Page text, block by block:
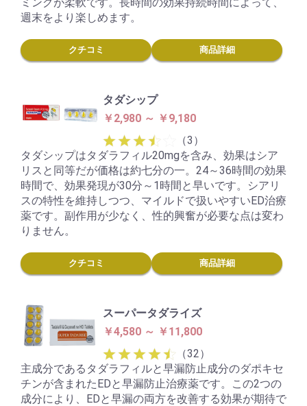
週末をより楽しめます。
クチコミ 商品詳細
タダシップ
￥2,980 ～ ￥9,180
（3）
タダシップはタダラフィル20mgを含み、効果はシア
リスと同等だが価格は約七分の一。24～36時間の効果
時間で、効果発現が30分～1時間と早いです。シアリ
スの特性を維持しつつ、マイルドで扱いやすいED治療
薬です。副作用が少なく、性的興奮が必要な点は変わ
りません。
クチコミ 商品詳細
スーパータダライズ
￥4,580 ～ ￥11,800
（32）
主成分であるタダラフィルと早漏防止成分のダポキセ
チンが含まれたEDと早漏防止治療薬です。この2つの
成分により、EDと早漏の両方を改善する効果が期待で